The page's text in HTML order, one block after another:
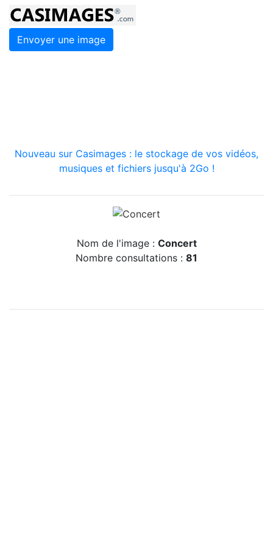
Envoyer une image
Nouveau sur Casimages : le stockage de vos vidéos,
musiques et fichiers jusqu'à 2Go !
Nom de l'image : Concert
Nombre consultations : 81